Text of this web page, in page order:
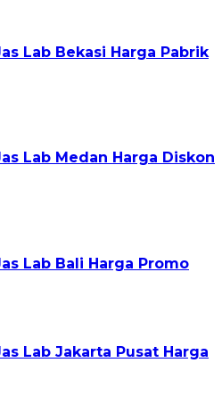
Lab Bekasi Harga Pabrik
Lab Medan Harga Diskon
Lab Bali Harga Promo
Lab Jakarta Pusat Harga